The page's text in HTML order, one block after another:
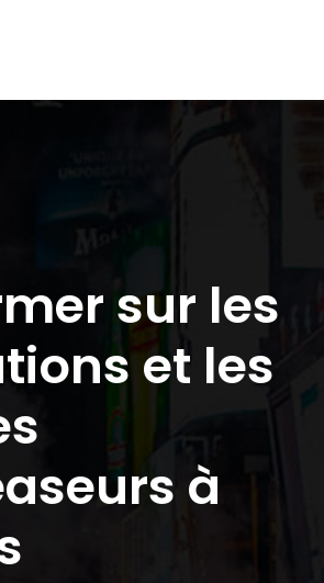
sur les
et les
à